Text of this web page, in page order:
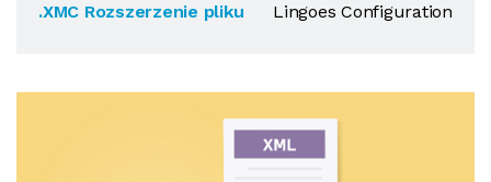
.XMC Rozszerzenie pliku
Lingoes Configuration